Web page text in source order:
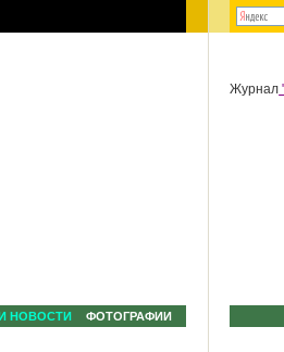
НОВОСТИ ФОТОГРАФИИ
Журнал